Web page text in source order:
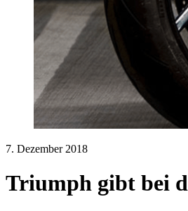
7. Dezember 2018
Triumph gibt bei